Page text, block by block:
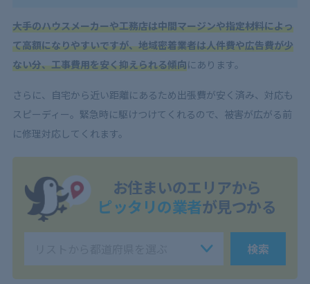
大手のハウスメーカーや工務店は中間マージンや指定材料によっ
て高額になりやすいですが、地域密着業者は人件費や広告費が少
ない分、工事費用を安く抑えられる傾向にあります。
さらに、自宅から近い距離にあるため出張費が安く済み、対応も
スピーディー。緊急時に駆けつけてくれるので、被害が広がる前
に修理対応してくれます。
お住まいのエリアから
ピッタリの業者が見つかる
検索